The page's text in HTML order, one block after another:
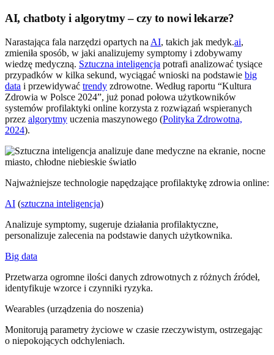
AI, chatboty i algorytmy – czy to nowi lekarze?
Narastająca fala narzędzi opartych na AI, takich jak medyk.ai,
zmieniła sposób, w jaki analizujemy symptomy i zdobywamy
wiedzę medyczną. Sztuczna inteligencja potrafi analizować tysiące
przypadków w kilka sekund, wyciągać wnioski na podstawie big
data i przewidywać trendy zdrowotne. Według raportu “Kultura
Zdrowia w Polsce 2024”, już ponad połowa użytkowników
systemów profilaktyki online korzysta z rozwiązań wspieranych
przez algorytmy uczenia maszynowego (Polityka Zdrowotna,
2024).
Najważniejsze technologie napędzające profilaktykę zdrowia online:
AI (sztuczna inteligencja)
Analizuje symptomy, sugeruje działania profilaktyczne,
personalizuje zalecenia na podstawie danych użytkownika.
Big data
Przetwarza ogromne ilości danych zdrowotnych z różnych źródeł,
identyfikuje wzorce i czynniki ryzyka.
Wearables (urządzenia do noszenia)
Monitorują parametry życiowe w czasie rzeczywistym, ostrzegając
o niepokojących odchyleniach.